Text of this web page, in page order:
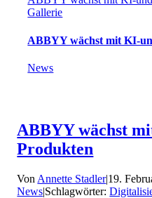
Gallerie
ABBYY wächst mit KI-
News
ABBYY wächst
Produkten
Von Annette Stadler|19.
News|Schlagwörter: